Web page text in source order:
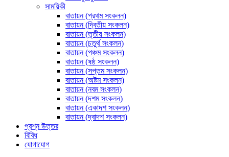
সাময়িকী
বাতায়ন (প্রথম সংকলন)
বাতায়ন (দ্বিতীয় সংকলন)
বাতায়ন (তৃতীয় সংকলন)
বাতায়ন (চতুর্থ সংকলন)
বাতায়ন (পঞ্চম সংকলন)
বাতায়ন (ষষ্ঠ সংকলন)
বাতায়ন (সপ্তম সংকলন)
বাতায়ন (অষ্টম সংকলন)
বাতায়ন (নবম সংকলন)
বাতায়ন (দশম সংকলন)
বাতায়ন (একাদশ সংকলন)
বাতায়ন (দ্বাদশ সংকলন)
প্রশ্ন উত্তর
বিবিধ
যোগাযোগ